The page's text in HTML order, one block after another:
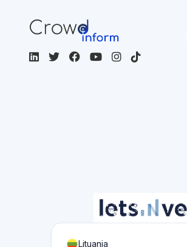
Lituania